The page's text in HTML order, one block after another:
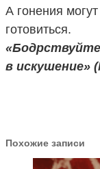
А гонения
готовиться.
в искушение»
Похожие записи